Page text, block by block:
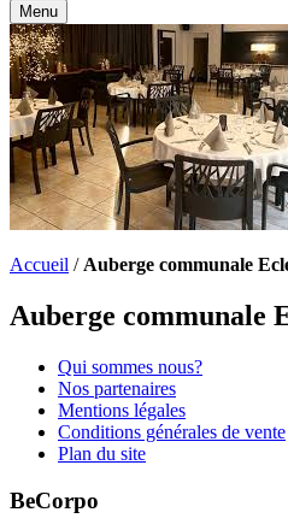
Accueil
Menu Contact
Accueil / Auberge communale
Auberge communale
Qui sommes nous?
Nos partenaires
Mentions légales
Conditions générales de vente
Plan du site
BeCorpo